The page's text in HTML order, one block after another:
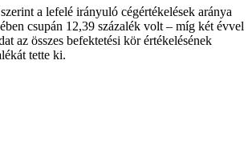
a lefelé irányuló cégértékelések aránya
csupán 12,39 százalék volt – míg két évvel
az összes befektetési kör értékelésének
tette ki.